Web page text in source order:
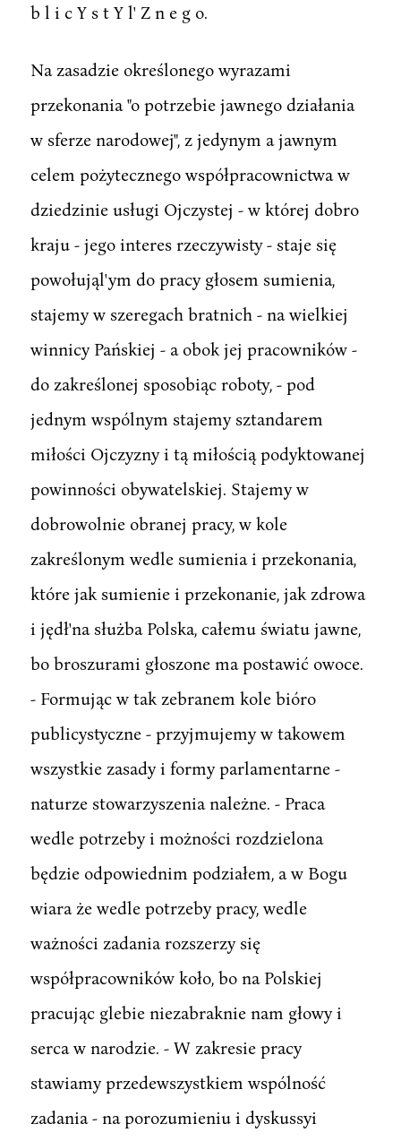
b l i c Y s t Y l' Z n e g o.
Na zasadzie określonego wyrazami
przekonania "o potrzebie jawnego działania
w sferze narodowej", z jedynym a jawnym
celem pożytecznego współpracownictwa w
dziedzinie usługi Ojczystej - w której dobro
kraju - jego interes rzeczywisty - staje się
powołująl'ym do pracy głosem sumienia,
stajemy w szeregach bratnich - na wielkiej
winnicy Pańskiej - a obok jej pracowników -
do zakreślonej sposobiąc roboty, - pod
jednym wspólnym stajemy sztandarem
miłości Ojczyzny i tą miłością podyktowanej
powinności obywatelskiej. Stajemy w
dobrowolnie obranej pracy, w kole
zakreślonym wedle sumienia i przekonania,
które jak sumienie i przekonanie, jak zdrowa
i jędł'na służba Polska, całemu światu jawne,
bo broszurami głoszone ma postawić owoce.
- Formując w tak zebranem kole bióro
publicystyczne - przyjmujemy w takowem
wszystkie zasady i formy parlamentarne -
naturze stowarzyszenia należne. - Praca
wedle potrzeby i możności rozdzielona
będzie odpowiednim podziałem, a w Bogu
wiara że wedle potrzeby pracy, wedle
ważności zadania rozszerzy się
współpracowników koło, bo na Polskiej
pracując glebie niezabraknie nam głowy i
serca w narodzie. - W zakresie pracy
stawiamy przedewszystkiem wspólność
zadania - na porozumieniu i dyskussyi